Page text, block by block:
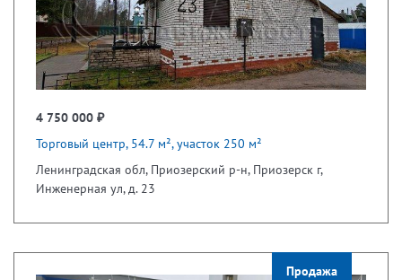
4 750 000 ₽
Торговый центр, 54.7 м², участок 250 м²
Ленинградская обл, Приозерский р-н, Приозерск г,
Инженерная ул, д. 23
Продажа